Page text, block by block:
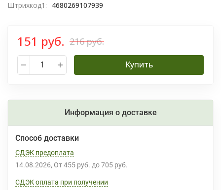
Штрихкод1: 4680269107939
151 руб. 216 руб.
Купить
Информация о доставке
Способ доставки
СДЭК предоплата
14.08.2026 От 455 руб. до 705 руб.
СДЭК оплата при получении